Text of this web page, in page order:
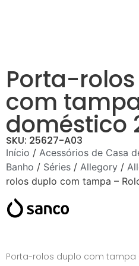
Porta-
com
doméstico
SKU: 25627-A03
Início / Acessórios de Casa
Banho / Séries / Allegory /
rolos duplo com tampa –
Porta-rolos duplo com tampa